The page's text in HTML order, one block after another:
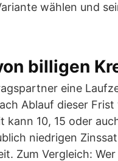
wählen und
billigen
eine
Ablauf dieser
10, 15 oder
niedrigen
Zum Vergleich: